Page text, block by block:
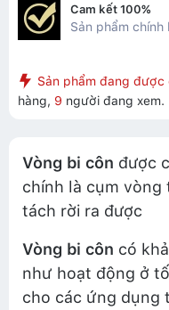
Cam kết 100%
Sản phẩm chính
Sản phẩm đang được
hàng, 9 người đang xem.
Vòng bi côn được
chính là cụm
tách rời ra được
Vòng bi côn có
như hoạt động ở
cho các ứng dụng